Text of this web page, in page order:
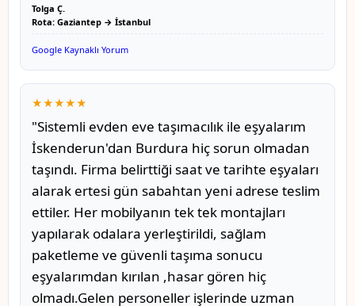
Tolga Ç.
Rota: Gaziantep → İstanbul
Google Kaynaklı Yorum
★★★★★
"Sistemli evden eve taşımacılık ile eşyalarım
İskenderun'dan Burdura hiç sorun olmadan
taşındı. Firma belirttiği saat ve tarihte eşyaları
alarak ertesi gün sabahtan yeni adrese teslim
ettiler. Her mobilyanın tek tek montajları
yapılarak odalara yerleştirildi, sağlam
paketleme ve güvenli taşıma sonucu
eşyalarımdan kırılan ,hasar gören hiç
olmadı.Gelen personeller işlerinde uzman